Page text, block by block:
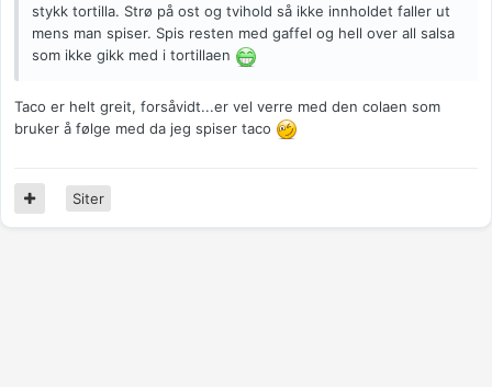
stykk tortilla. Strø på ost og tvihold så ikke innholdet faller ut
mens man spiser. Spis resten med gaffel og hell over all salsa
som ikke gikk med i tortillaen
Taco er helt greit, forsåvidt...er vel verre med den colaen som
bruker å følge med da jeg spiser taco
Siter